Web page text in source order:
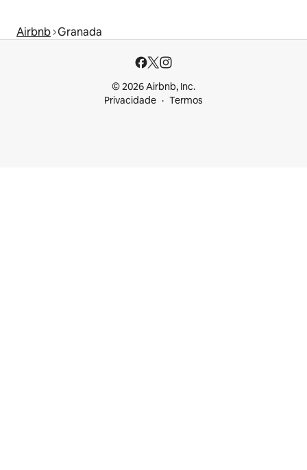
Airbnb Granada
© 2026 Airbnb, Inc.
Privacidade
Termos